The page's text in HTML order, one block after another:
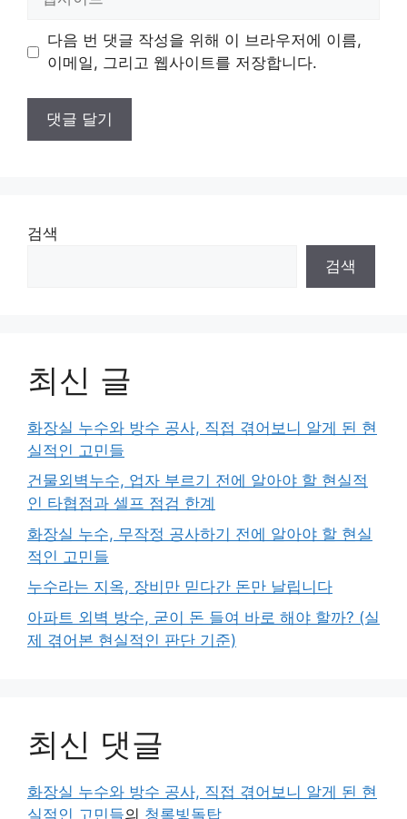
트
다음 번 댓글 작성을 위해 이 브라우저에 이름,
이메일, 그리고 웹사이트를 저장합니다.
검색
검색
최신 글
화장실 누수와 방수 공사, 직접 겪어보니 알게 된 현
실적인 고민들
건물외벽누수, 업자 부르기 전에 알아야 할 현실적
인 타협점과 셀프 점검 한계
화장실 누수, 무작정 공사하기 전에 알아야 할 현실
적인 고민들
누수라는 지옥, 장비만 믿다간 돈만 날립니다
아파트 외벽 방수, 굳이 돈 들여 바로 해야 할까? (실
제 겪어본 현실적인 판단 기준)
최신 댓글
화장실 누수와 방수 공사, 직접 겪어보니 알게 된 현
실적인 고민들의 청록빛돌탑